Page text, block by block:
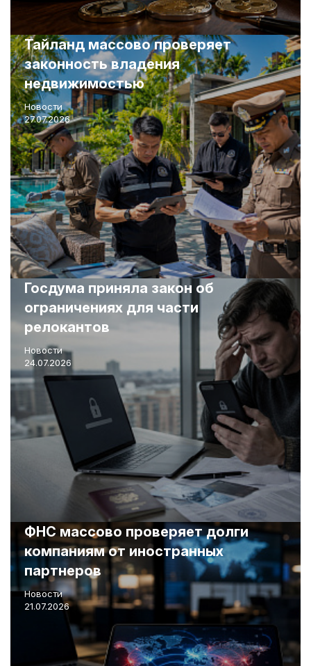
Тайланд массово проверяет
законность владения
недвижимостью
Новости
27.07.2026
Госдума приняла закон об
ограничениях для части
релокантов
Новости
24.07.2026
ФНС массово проверяет долги
компаниям от иностранных
партнеров
Новости
21.07.2026